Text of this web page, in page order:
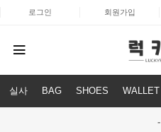
로그인 회원가입
실사 BAG SHOES WALLET
-